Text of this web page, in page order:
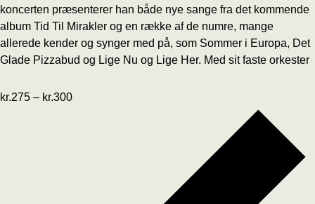
koncerten præsenterer han både nye sange fra det kommende
album Tid Til Mirakler og en række af de numre, mange
allerede kender og synger med på, som Sommer i Europa, Det
Glade Pizzabud og Lige Nu og Lige Her. Med sit faste orkester
kr.275 – kr.300